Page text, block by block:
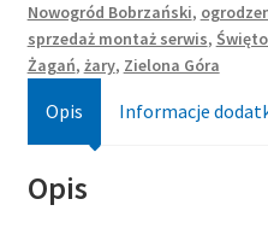
Nowogród Bobrzański,
sprzedaż montaż serwis,
Żagań, żary, Zielona Góra
Opis Informacje
Opis